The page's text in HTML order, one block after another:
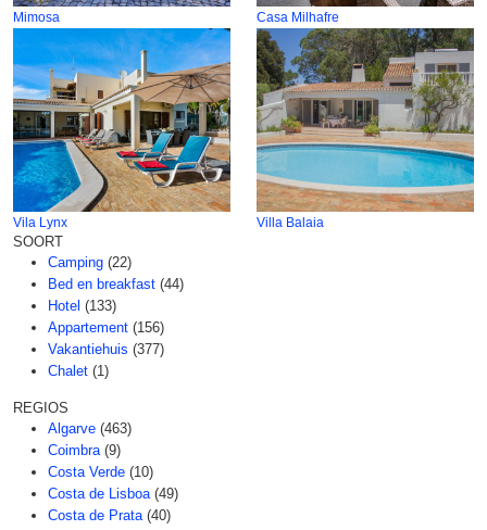
Mimosa Casa Milhafre
Vila Lynx Villa Balaia
SOORT
Camping (22)
Bed en breakfast (44)
Hotel (133)
Appartement (156)
Vakantiehuis (377)
Chalet (1)
REGIOS
Algarve (463)
Coimbra (9)
Costa Verde (10)
Costa de Lisboa (49)
Costa de Prata (40)